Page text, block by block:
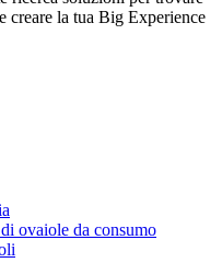
creare la tua Big Experience
ovaiole da consumo